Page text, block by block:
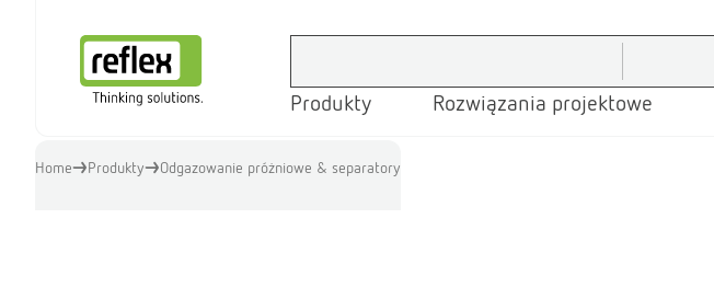
Produkty Rozwiązania projektowe
Home Produkty Odgazowanie próżniowe & separatory